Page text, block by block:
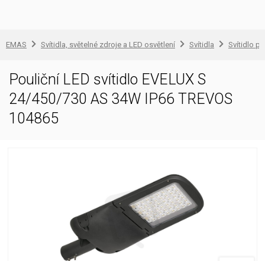
EMAS Svítidla, světelné zdroje a LED osvětlení Svítidla Svítidlo
Pouliční LED svítidlo EVELUX S
24/450/730 AS 34W IP66 TREVOS
104865